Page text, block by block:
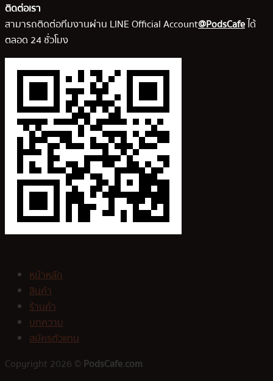
ติดต่อเรา
สามารถติดต่อทีมงานผ่าน LINE Official Account@PodsCafeได้
ตลอด 24 ชั่วโมง
หน้าหลัก
สินค้า
ร้านค้า
บทความ
สมัครตัวแทน
Copyright 2026 © PodsCafe.com